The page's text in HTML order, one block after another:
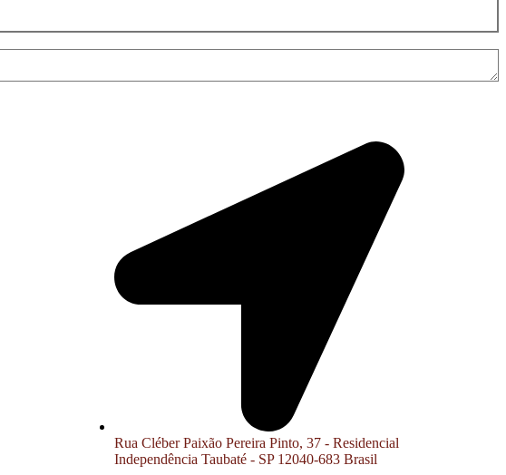
Rua Cléber Paixão Pereira Pinto, 37 - Residencial
Independência Taubaté - SP 12040-683 Brasil